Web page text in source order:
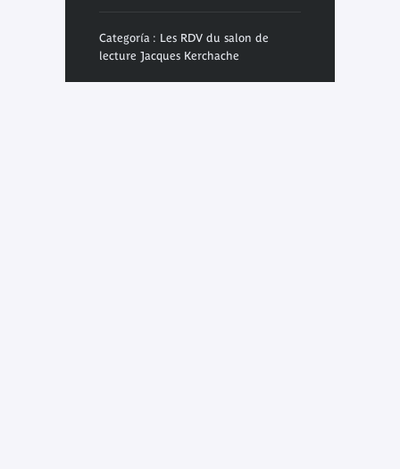
Categoría : Les RDV du salon de
lecture Jacques Kerchache